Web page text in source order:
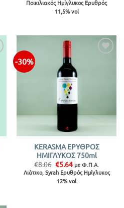
was:
€6.70.
τιμή
είναι:
Ποικιλιακός Ημίγλυκος Ερυθρός
11,5% vol
-30%
KERASMA ΕΡΥΘΡΟΣ
ΗΜΙΓΛΥΚΟΣ 750ml
€8.06 Original
price
was:
€8.06.
€5.64Η
τρέχουσα
τιμή
είναι:
με Φ.Π.Α.
Λιάτικο, Syrah Ερυθρός Ημίγλυκος
12% vol